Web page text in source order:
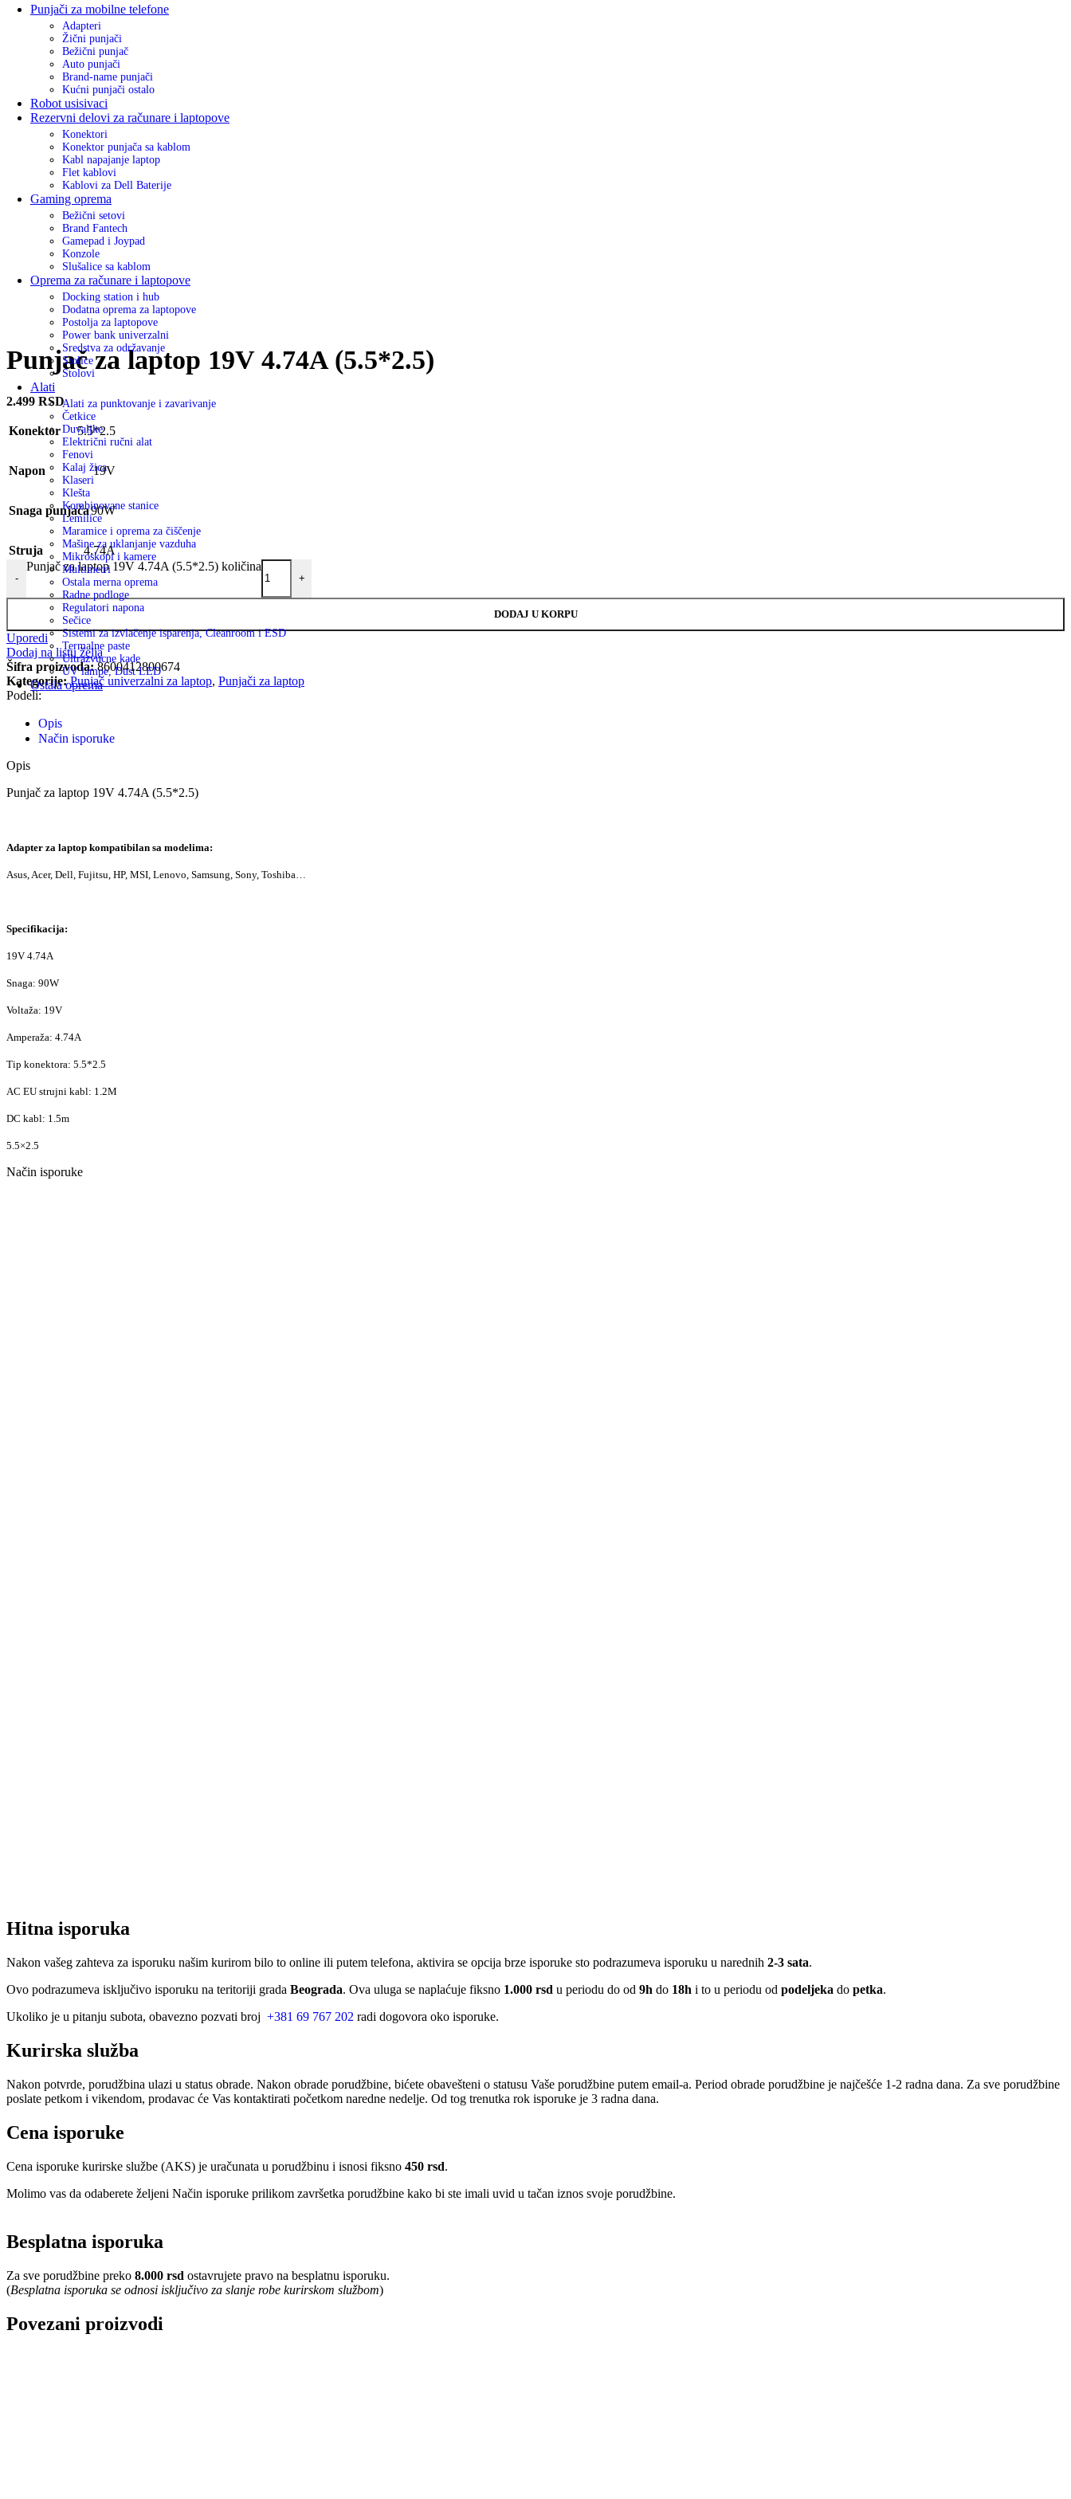
Punjači za mobilne telefone
Adapteri
Žični punjači
Bežični punjač
Auto punjači
Brand-name punjači
Kućni punjači ostalo
Robot usisivaci
Rezervni delovi za računare i laptopove
Konektori
Konektor punjača sa kablom
Kabl napajanje laptop
Flet kablovi
Kablovi za Dell Baterije
Gaming oprema
Bežični setovi
Brand Fantech
Gamepad i Joypad
Konzole
Slušalice sa kablom
Oprema za računare i laptopove
Docking station i hub
Dodatna oprema za laptopove
Postolja za laptopove
Power bank univerzalni
Sredstva za održavanje
Stolice
Stolovi
Alati
Alati za punktovanje i zavarivanje
Četkice
Duvaljke
Električni ručni alat
Fenovi
Kalaj žica
Klaseri
Klešta
Kombinovane stanice
Lemilice
Maramice i oprema za čiščenje
Mašine za uklanjanje vazduha
Mikroskopi i kamere
Multimetri
Ostala merna oprema
Radne podloge
Regulatori napona
Sečice
Sistemi za izvlačenje isparenja, Cleanroom i ESD
Termalne paste
Ultrazvucne kade
UV lampe, Dust LED
Ostala oprema
Punjač za laptop 19V 4.74A (5.5*2.5)
2.499 RSD
Konektor 5.5*2.5
Napon 19V
Snaga punjača90W
Struja 4.74A
-
Punjač za laptop 19V 4.74A (5.5*2.5) količina
+
DODAJ U KORPU
Uporedi
Dodaj na listu želja
Šifra proizvoda:8600412800674
Kategorije: Punjač univerzalni za laptop, Punjači za laptop
Podeli:
Opis
Način isporuke
Opis
Punjač za laptop 19V 4.74A (5.5*2.5)
Adapter za laptop kompatibilan sa modelima:
Asus, Acer, Dell, Fujitsu, HP, MSI, Lenovo, Samsung, Sony, Toshiba…
Specifikacija:
19V 4.74A
Snaga: 90W
Voltaža: 19V
Amperaža: 4.74A
Tip konektora: 5.5*2.5
AC EU strujni kabl: 1.2M
DC kabl: 1.5m
5.5×2.5
Način isporuke
Hitna isporuka
Nakon vašeg zahteva za isporuku našim kurirom bilo to online ili putem telefona, aktivira se opcija brze isporuke sto podrazumeva isporuku u narednih 2-3 sata.
Ovo podrazumeva isključivo isporuku na teritoriji grada Beograda. Ova uluga se naplaćuje fiksno 1.000 rsd u periodu do od 9h do 18h i to u periodu od podeljeka do petka.
Ukoliko je u pitanju subota, obavezno pozvati broj +381 69 767 202 radi dogovora oko isporuke.
Kurirska služba
Nakon potvrde, porudžbina ulazi u status obrade. Nakon obrade porudžbine, bićete obavešteni o statusu Vaše porudžbine putem email-a. Period obrade porudžbine je najčešće 1-2 radna dana. Za sve porudžbine
poslate petkom i vikendom, prodavac će Vas kontaktirati početkom naredne nedelje. Od tog trenutka rok isporuke je 3 radna dana.
Cena isporuke
Cena isporuke kurirske službe (AKS) je uračunata u porudžbinu i isnosi fiksno 450 rsd.
Molimo vas da odaberete željeni Način isporuke prilikom završetka porudžbine kako bi ste imali uvid u tačan iznos svoje porudžbine.
Besplatna isporuka
Za sve porudžbine preko 8.000 rsd ostavrujete pravo na besplatnu isporuku.
(Besplatna isporuka se odnosi isključivo za slanje robe kurirskom službom)
Povezani proizvodi